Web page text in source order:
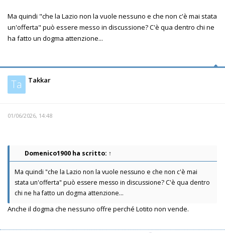
Ma quindi "che la Lazio non la vuole nessuno e che non c'è mai stata
un'offerta" può essere messo in discussione? C'è qua dentro chi ne
ha fatto un dogma attenzione...
Ta Takkar
01/06/2026, 14:48
Domenico1900 ha scritto: ↑
Ma quindi "che la Lazio non la vuole nessuno e che non c'è mai
stata un'offerta" può essere messo in discussione? C'è qua dentro
chi ne ha fatto un dogma attenzione...
Anche il dogma che nessuno offre perché Lotito non vende.